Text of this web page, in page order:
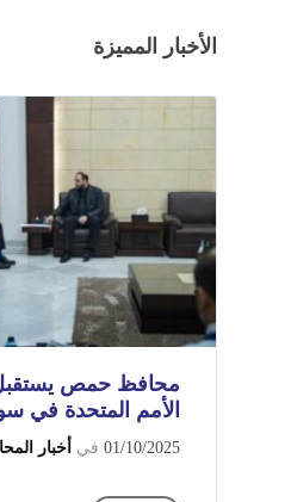
الأخبار المميزة
محافظ حمص
الأمم المتحدة في
01/10/2025 في أخبار